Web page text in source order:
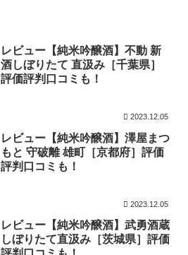
レビュー【純米吟醸酒】不動 新
酒しぼりたて 直汲み［千葉県］
評価評判口コミも！
2023.12.05
レビュー【純米吟醸酒】澤屋まつ
もと 守破離 雄町［京都府］評価
評判口コミも！
2023.12.05
レビュー【純米吟醸酒】武勇酒蔵
しぼりたて直汲み［茨城県］評価